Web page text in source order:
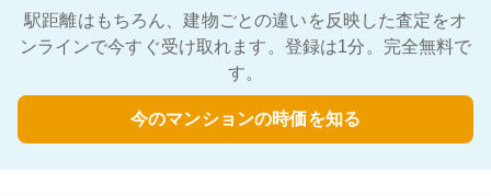
駅距離はもちろん、建物ごとの違いを反映した査定をオ
ンラインで今すぐ受け取れます。登録は1分。完全無料で
す。
今のマンションの時価を知る